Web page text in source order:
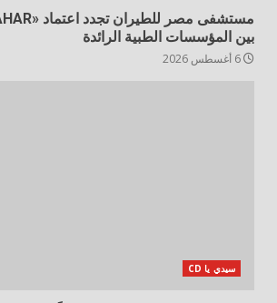
بين المؤسسات الطبية الرائدة
سيدي يا CD